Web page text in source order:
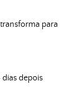
para
dias depois